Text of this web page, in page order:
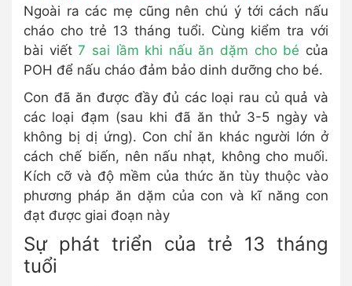
Ngoài ra các mẹ cũng nên chú ý tới cách nấu
cháo cho trẻ 13 tháng tuổi. Cùng kiểm tra với
bài viết7 sai lầm khi nấu ăn dặm cho bé của
POH để nấu cháo đảm bảo dinh dưỡng cho bé.
Con đã ăn được đầy đủ các loại rau củ quả và
các loại đạm (sau khi đã ăn thử 3-5 ngày và
không bị dị ứng). Con chỉ ăn khác người lớn ở
cách chế biến, nên nấu nhạt, không cho muối.
Kích cỡ và độ mềm của thức ăn tùy thuộc vào
phương pháp ăn dặm của con và kĩ năng con
đạt được giai đoạn này
Sự phát triển của trẻ 13 tháng
tuổi